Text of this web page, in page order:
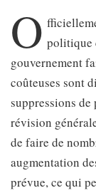
O politique
gouvernement
coûteuses sont
suppressions
révision
de faire de
augmentation
prévue, ce qui